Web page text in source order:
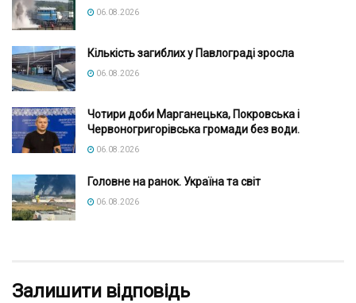
06.08.2026
Кількість загиблих у Павлограді зросла
06.08.2026
Чотири доби Марганецька, Покровська і
Червоногригорівська громади без води.
06.08.2026
Головне на ранок. Україна та світ
06.08.2026
Залишити відповідь